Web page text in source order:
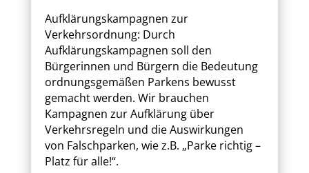
Aufklärungskampagnen zur
Verkehrsordnung: Durch
Aufklärungskampagnen soll den
Bürgerinnen und Bürgern die Bedeutung
ordnungsgemäßen Parkens bewusst
gemacht werden. Wir brauchen
Kampagnen zur Aufklärung über
Verkehrsregeln und die Auswirkungen
von Falschparken, wie z.B. „Parke richtig –
Platz für alle!“.